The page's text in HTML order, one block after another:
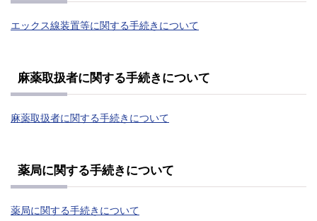
エックス線装置等に関する手続きについて
麻薬取扱者に関する手続きについて
麻薬取扱者に関する手続きについて
薬局に関する手続きについて
薬局に関する手続きについて